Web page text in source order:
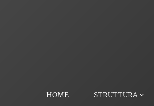
HOME STRUTTURA